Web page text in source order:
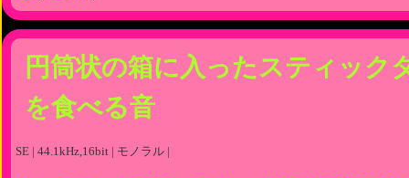
円筒状の箱に入ったスティック
を食べる音
SE | 44.1kHz,16bit | モノラル |